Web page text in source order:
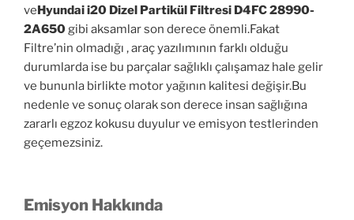
veHyundai i20 Dizel Partikül Filtresi D4FC 28990-
2A650gibi aksamlar son derece önemli.Fakat
Filtre’nin olmadığı , araç yazılımının farklı olduğu
durumlarda ise bu parçalar sağlıklı çalışamaz hale gelir
ve bununla birlikte motor yağının kalitesi değişir.Bu
nedenle ve sonuç olarak son derece insan sağlığına
zararlı egzoz kokusu duyulur ve emisyon testlerinden
geçemezsiniz.
Emisyon Hakkında